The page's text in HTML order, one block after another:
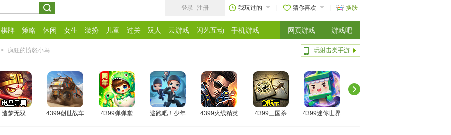
登录 注册 我玩过的 猜你喜欢 换肤
棋牌 策略 休闲 女生 装扮 儿童 过关 双人 云游戏 闪艺互动 手机游戏 网页游戏 游戏吧
> 疯狂的愤怒小鸟 玩射击类手游
造梦无双 4399创世战车 4399弹弹堂 逃跑吧！少年 4399火线精英 4399三国杀 4399迷你世界